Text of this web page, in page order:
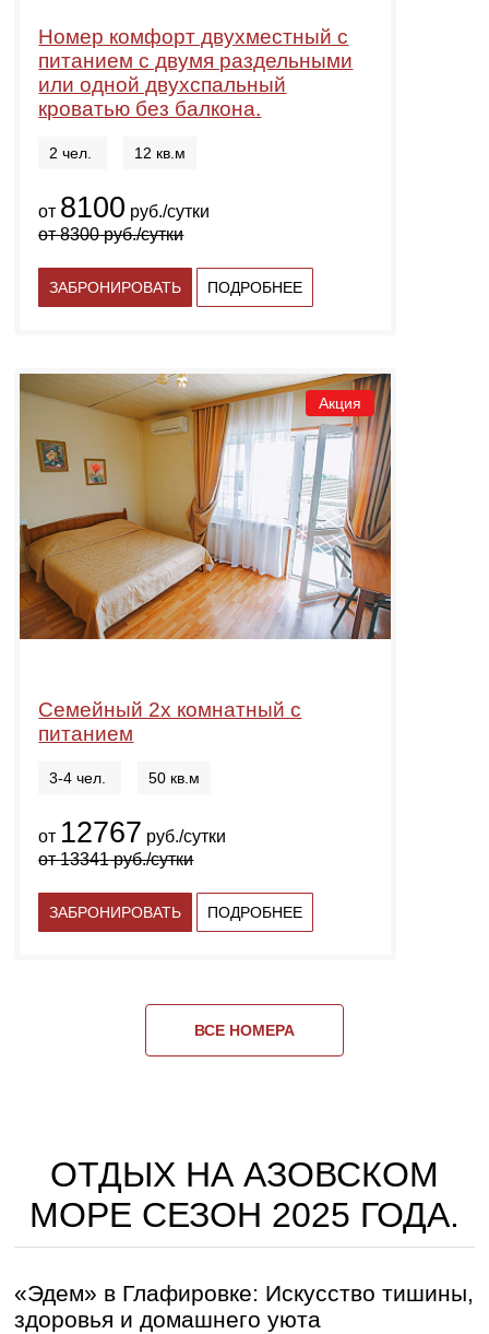
Номер комфорт двухместный с
питанием с двумя раздельными
или одной двухспальный
кроватью без балкона.
2 чел. 12 кв.м
от 8100 руб./сутки
от8300руб./сутки
ЗАБРОНИРОВАТЬ ПОДРОБНЕЕ
Акция
Семейный 2х комнатный с
питанием
3-4 чел. 50 кв.м
от 12767 руб./сутки
от13341руб./сутки
ЗАБРОНИРОВАТЬ ПОДРОБНЕЕ
ВСЕ НОМЕРА
ОТДЫХ НА АЗОВСКОМ
МОРЕ СЕЗОН 2025 ГОДА.
«Эдем» в Глафировке: Искусство тишины,
здоровья и домашнего уюта